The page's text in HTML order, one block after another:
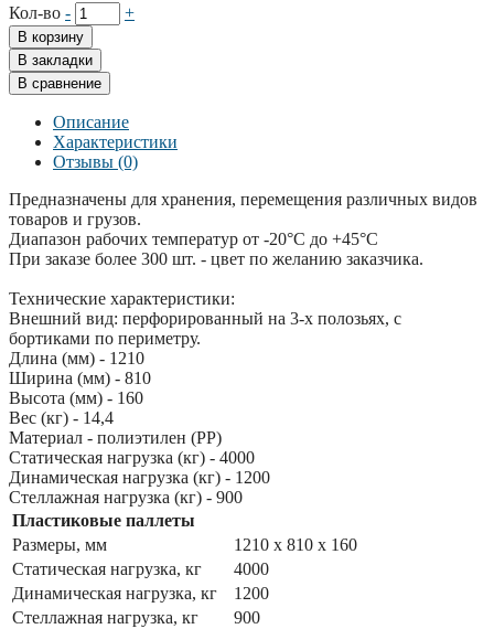
Кол-во - +
В корзину
В закладки
В сравнение
Описание
Характеристики
Отзывы (0)
Предназначены для хранения, перемещения различных видов
товаров и грузов.
Диапазон рабочих температур от -20°С до +45°С
При заказе более 300 шт. - цвет по желанию заказчика.
Технические характеристики:
Внешний вид: перфорированный на 3-х полозьях, с
бортиками по периметру.
Длина (мм) - 1210
Ширина (мм) - 810
Высота (мм) - 160
Вес (кг) - 14,4
Материал - полиэтилен (PP)
Статическая нагрузка (кг) - 4000
Динамическая нагрузка (кг) - 1200
Стеллажная нагрузка (кг) - 900
Пластиковые паллеты
Размеры, мм
1210 x 810 x 160
Статическая нагрузка, кг
4000
Динамическая нагрузка, кг
1200
Стеллажная нагрузка, кг
900